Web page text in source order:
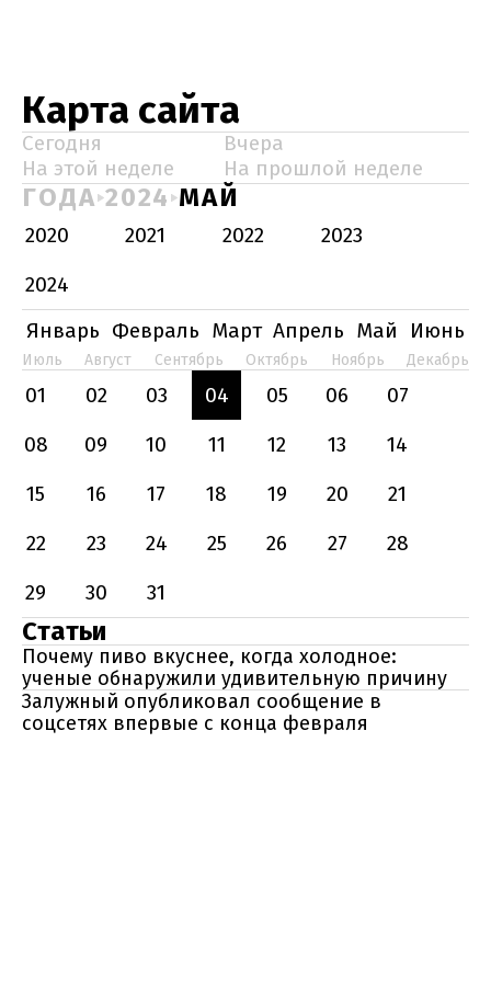
Карта сайта
Сегодня
Вчера
На этой неделе
На прошлой неделе
ГОДА 2024 МАЙ
2020 2021 2022
2023
2024
Январь Февраль Март Апрель Май Июнь
Июль Август Сентябрь Октябрь Ноябрь Декабрь
01 02 03 04 05 06
07
08
09 10 11 12 13
14
15
16 17 18 19 20
21
22
23 24 25 26 27
28
29
30 31
Статьи
Почему пиво вкуснее, когда холодное:
ученые обнаружили удивительную причину
Залужный опубликовал сообщение в
соцсетях впервые с конца февраля